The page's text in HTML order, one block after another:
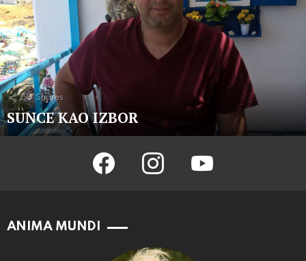
50 Shares
SUNCE KAO IZBOR
facebook instagram youtube
ANIMA MUNDI